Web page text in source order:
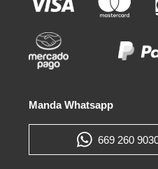
Manda Whatsapp
669 260